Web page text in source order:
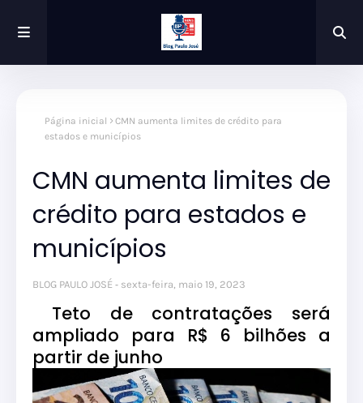
Página inicial
CMN aumenta limites de crédito para
estados e municípios
CMN aumenta limites de
crédito para estados e
municípios
BLOG PAULO JOSÉ sexta-feira, maio 19, 2023
Teto de contratações será
ampliado para R$ 6 bilhões a
partir de junho